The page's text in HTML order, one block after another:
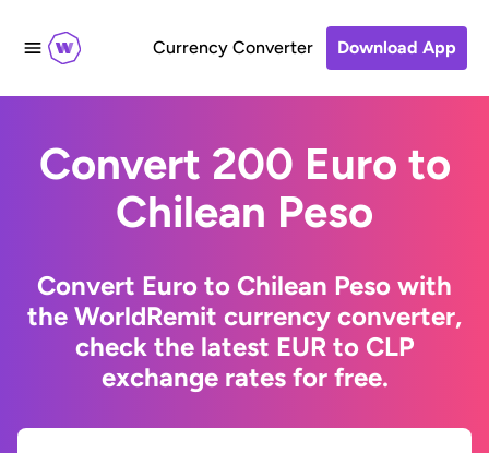
Currency Converter Download App
Convert 200 Euro to
Chilean Peso
Convert Euro to Chilean Peso with
the WorldRemit currency converter,
check the latest EUR to CLP
exchange rates for free.